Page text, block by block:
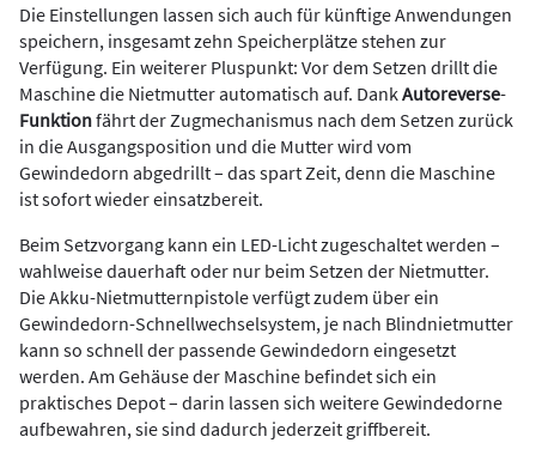
Die Einstellungen lassen sich auch für künftige Anwendungen
speichern, insgesamt zehn Speicherplätze stehen zur
Verfügung. Ein weiterer Pluspunkt: Vor dem Setzen drillt die
Maschine die Nietmutter automatisch auf. DankAutoreverse-
Funktionfährt der Zugmechanismus nach dem Setzen zurück
in die Ausgangsposition und die Mutter wird vom
Gewindedorn abgedrillt – das spart Zeit, denn die Maschine
ist sofort wieder einsatzbereit.
Beim Setzvorgang kann ein LED-Licht zugeschaltet werden –
wahlweise dauerhaft oder nur beim Setzen der Nietmutter.
Die Akku-Nietmutternpistole verfügt zudem über ein
Gewindedorn-Schnellwechselsystem, je nach Blindnietmutter
kann so schnell der passende Gewindedorn eingesetzt
werden. Am Gehäuse der Maschine befindet sich ein
praktisches Depot – darin lassen sich weitere Gewindedorne
aufbewahren, sie sind dadurch jederzeit griffbereit.